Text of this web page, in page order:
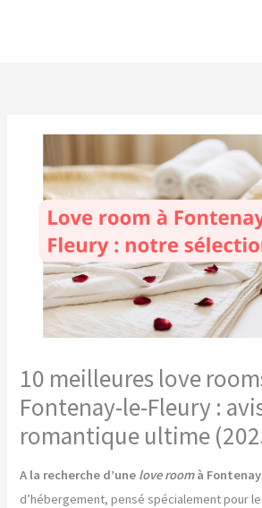
10 meilleures love
Fontenay-le-Fleury :
romantique ultime
A la recherche d’une love roomà
d’hébergement, pensé spécialement pour